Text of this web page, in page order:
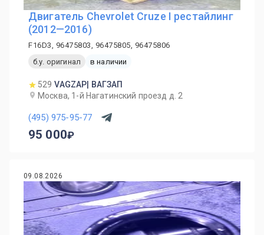
Двигатель Chevrolet Cruze I рестайлинг
(2012—2016)
F16D3, 96475803, 96475805, 96475806
б.у. оригинал
в наличии
529 VAGZAP| ВАГЗАП
Москва, 1-й Нагатинский проезд д. 2
(495) 975-95-77
95 000
09.08.2026